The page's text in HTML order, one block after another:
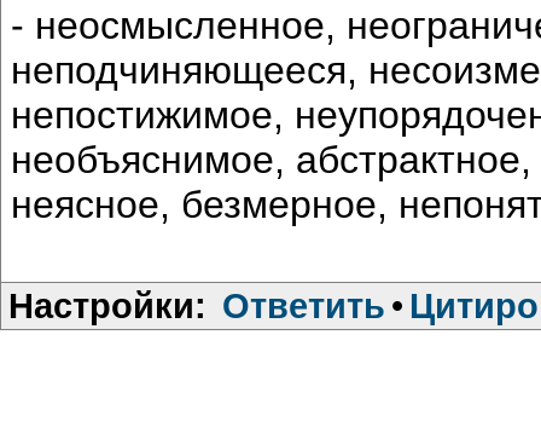
- неосмысленное,
неподчиняющееся,
непостижимое,
необъяснимое,
неясное, безмерное,
Настройки: Ответить •